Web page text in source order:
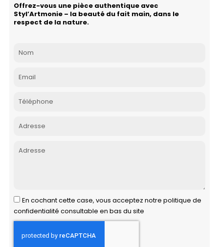
Offrez-vous une pièce authentique avec
Styl’Artmonie – la beauté du fait main, dans le
respect de la nature.
En cochant cette case, vous acceptez notre politique de
confidentialité consultable en bas du site